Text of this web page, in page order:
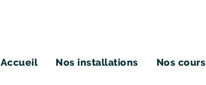
Accueil Nos installations Nos cours